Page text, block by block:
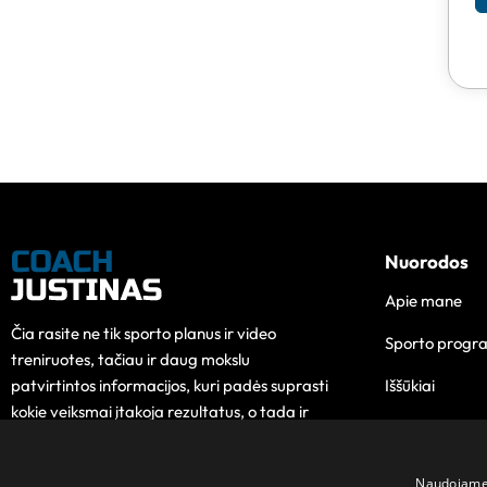
Čia rasite ne tik sporto planus ir video
treniruotes, tačiau ir daug mokslu
patvirtintos informacijos, kuri padės suprasti
kokie veiksmai įtakoja rezultatus, o tada ir
Nuorodos
Apie mane
Sporto
Iššūkiai